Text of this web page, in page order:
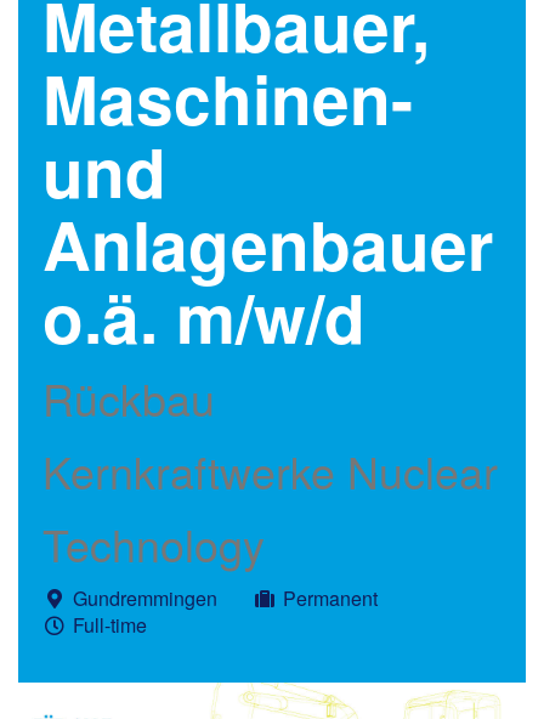
Metallbauer,
Maschinen-
und
Anlagenbauer
o.ä. m/w/d
Rückbau
Kernkraftwerke Nuclear
Technology
Gundremmingen
Permanent
Full-time